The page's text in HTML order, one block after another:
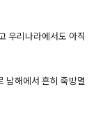
우리나라에서도 아직
남해에서 흔히 죽방멸